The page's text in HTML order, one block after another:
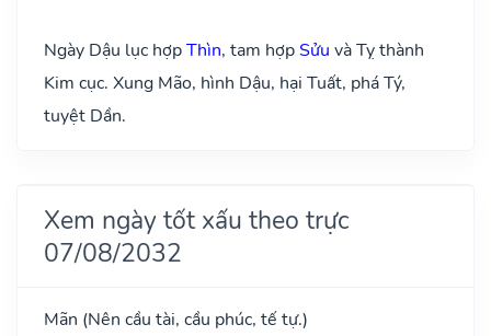
Ngày Dậu lục hợpThìn, tam hợpSửu và Tỵ thành
Kim cục. Xung Mão, hình Dậu, hại Tuất, phá Tý,
tuyệt Dần.
Xem ngày tốt xấu theo trực
07/08/2032
Mãn (Nên cầu tài, cầu phúc, tế tự.)